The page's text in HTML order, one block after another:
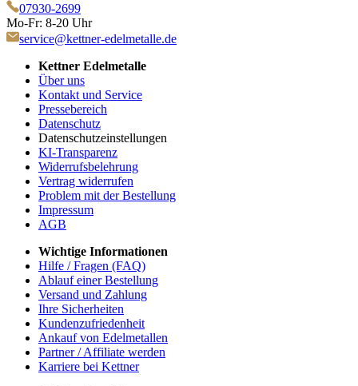
07930-2699
Mo-Fr: 8-20 Uhr
service@kettner-edelmetalle.de
Kettner Edelmetalle
Über uns
Kontakt und Service
Pressebereich
Datenschutz
Datenschutzeinstellungen
KI-Transparenz
Widerrufsbelehrung
Vertrag widerrufen
Problem mit der Bestellung
Impressum
AGB
Wichtige Informationen
Hilfe / Fragen (FAQ)
Ablauf einer Bestellung
Versand und Zahlung
Ihre Sicherheiten
Kundenzufriedenheit
Ankauf von Edelmetallen
Partner / Affiliate werden
Karriere bei Kettner